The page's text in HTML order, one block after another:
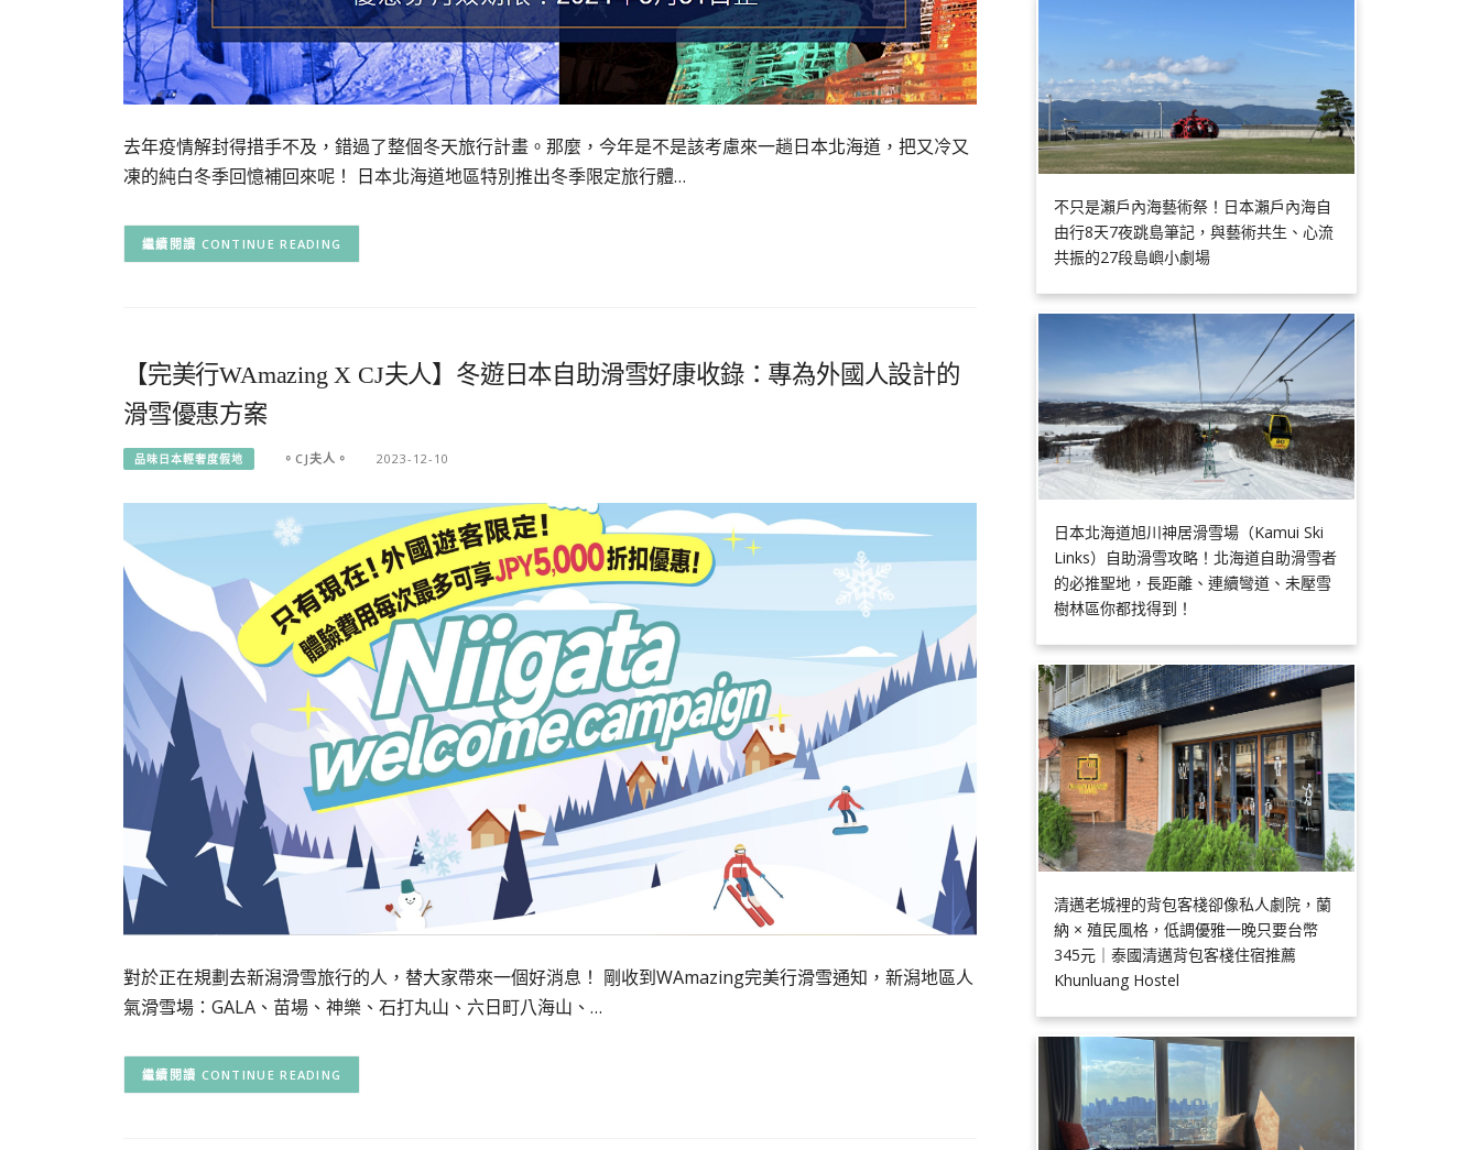
去年疫情解封得措手不及，錯過了整個冬天旅行計畫。那麼，今年是不是該考慮來一趟日本北海道，把又冷又
凍的純白冬季回憶補回來呢！ 日本北海道地區特別推出冬季限定旅行體…
CONTINUE READING
【完美行WAmazing X CJ夫人】冬遊日本自助滑雪好康收錄：專為外國人設計的
滑雪優惠方案
品味日本輕奢度假地 。CJ夫人。 2023-12-10
對於正在規劃去新潟滑雪旅行的人，替大家帶來一個好消息！ 剛收到WAmazing完美行滑雪通知，新潟地區人
氣滑雪場：GALA、苗場、神樂、石打丸山、六日町八海山、…
CONTINUE READING
不只是瀨戶內海藝術祭！日本瀨戶內海自
由行8天7夜跳島筆記，與藝術共生、心流
共振的27段島嶼小劇場
日本北海道旭川神居滑雪場（Kamui Ski
Links）自助滑雪攻略！北海道自助滑雪者
的必推聖地，長距離、連續彎道、未壓雪
樹林區你都找得到！
清邁老城裡的背包客棧卻像私人劇院，蘭
納 × 殖民風格，低調優雅一晚只要台幣
345元｜泰國清邁背包客棧住宿推薦
Khunluang Hostel